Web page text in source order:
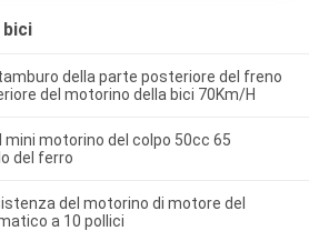
della parte posteriore del freno
del motorino della bici 70Km/H
motorino del colpo 50cc 65
del ferro
del motorino di motore del
a 10 pollici